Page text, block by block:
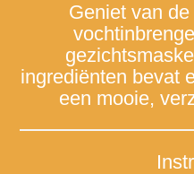
Geniet van
ingrediënten bevat
een mooie,